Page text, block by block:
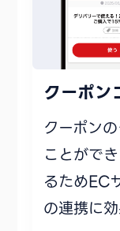
クーポン
クーポン
ことがで
るためEC
の連携に効